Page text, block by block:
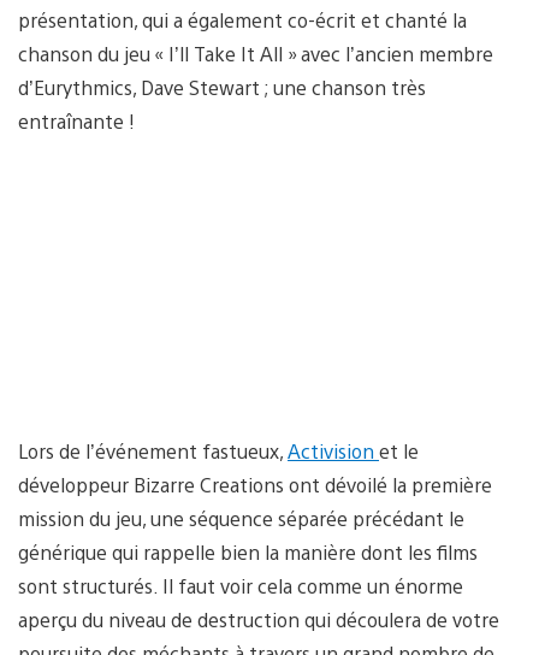
présentation, qui a également co-écrit et chanté la
chanson du jeu « I’ll Take It All » avec l’ancien membre
d’Eurythmics, Dave Stewart ; une chanson très
entraînante !
Lors de l’événement fastueux,Activision et le
développeur Bizarre Creations ont dévoilé la première
mission du jeu, une séquence séparée précédant le
générique qui rappelle bien la manière dont les films
sont structurés. Il faut voir cela comme un énorme
aperçu du niveau de destruction qui découlera de votre